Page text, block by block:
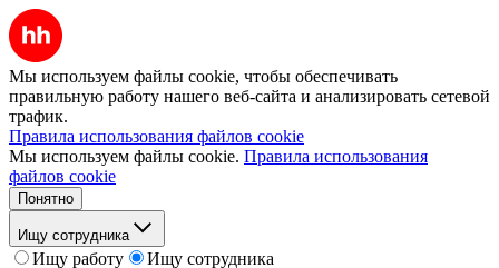
Мы используем файлы cookie, чтобы обеспечивать
правильную работу нашего веб-сайта и анализировать сетевой
трафик.
Правила использования файлов cookie
Мы используем файлы cookie. Правила использования
файлов cookie
Понятно
Ищу сотрудника
Ищу работу
Ищу сотрудника